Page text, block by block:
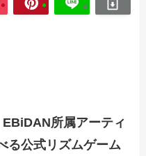
所属アーティ
る公式リズムゲーム